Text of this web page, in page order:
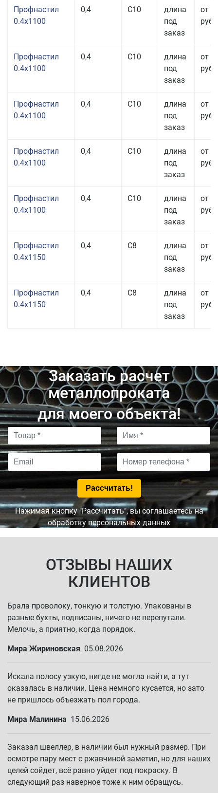
Профнастил
0.4x1100
0,4 С10
длина
под
заказ
от
руб.
Профнастил
0.4x1100
0,4 С10
длина
под
заказ
от
руб.
Профнастил
0.4x1100
0,4 С10
длина
под
заказ
от
руб.
Профнастил
0.4x1100
0,4 С10
длина
под
заказ
от
руб.
Профнастил
0.4x1100
0,4 С10
длина
под
заказ
от
руб.
Профнастил
0.4x1150
0,4 С8
длина
под
заказ
от
руб.
Профнастил
0.4x1150
0,4 С8
длина
под
заказ
от
руб.
Заказать расчет
металлопроката
для моего объекта!
Нажимая кнопку "Рассчитать", вы соглашаетесь на
обработку персональных данных
ОТЗЫВЫ НАШИХ
КЛИЕНТОВ
Брала проволоку, тонкую и толстую. Упакованы в
разные бухты, подписаны, ничего не перепутали.
Мелочь, а приятно, когда порядок.
Мира Жириновская 05.08.2026
Искала полосу узкую, нигде не могла найти, а тут
оказалась в наличии. Цена немного кусается, но зато
не пришлось объезжать пол города.
Мира Малинина 15.06.2026
Заказал швеллер, в наличии был нужный размер. При
осмотре пару мест с ржавчиной заметил, но для наших
целей сойдет, всё равно уйдет под покраску. В
следующий раз наверное тоже к ним обращусь.